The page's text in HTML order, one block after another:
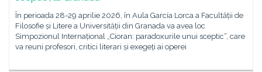
În perioada 28-29 aprilie 2026, în Aula García Lorca a Facultății de
Filosofie și Litere a Universității din Granada va avea loc
Simpozionul Internațional „Cioran: paradoxurile unui sceptic“, care
va reuni profesori, critici literari și exegeți ai operei